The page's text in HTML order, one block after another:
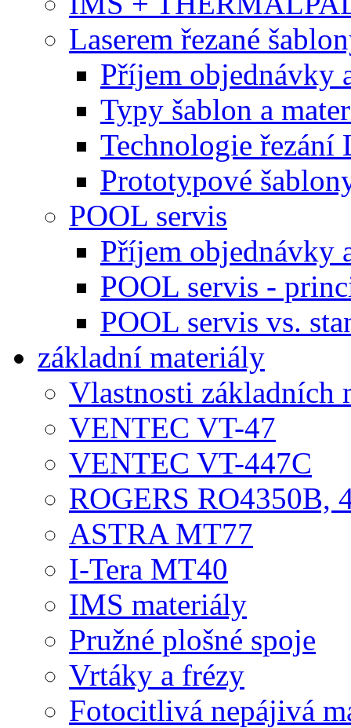
Laserem řezané
Příjem objednávky
Typy šablon a
Technologie řezání
Prototypové
POOL servis
Příjem objednávky
POOL servis -
POOL servis vs.
základní materiály
Vlastnosti základních
VENTEC VT-47
VENTEC VT-447C
ROGERS RO4350B,
ASTRA MT77
I-Tera MT40
IMS materiály
Pružné plošné spoje
Vrtáky a frézy
Fotocitlivá nepájivá